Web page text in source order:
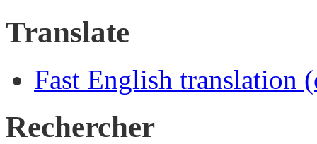
Translate
Fast English translation
Rechercher